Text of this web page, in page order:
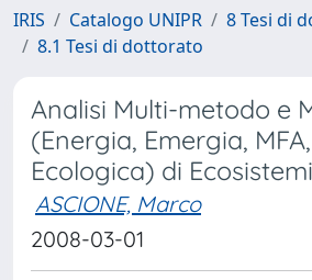
IRIS Catalogo UNIPR
8 Tesi di
8.1 Tesi di dottorato
Analisi Multi-metodo e
(Energia, Emergia,
Ecologica) di
ASCIONE, Marco
2008-03-01